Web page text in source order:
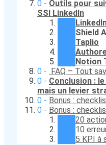
Outils pour
SSI LinkedIn
Shield
Taplio
Notion
FAQ – Tout
Conclusion :
mais un levier
Bonus :
Bonus :
20
10
5 KPI à